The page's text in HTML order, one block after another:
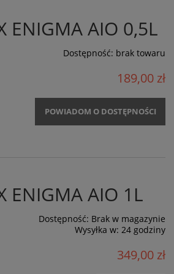
ENIGMA AIO 0,5L
Dostępność: brak towaru
189,00 zł
POWIADOM O DOSTĘPNOŚCI
ENIGMA AIO 1L
Dostępność: Brak w magazynie
Wysyłka w: 24 godziny
349,00 zł